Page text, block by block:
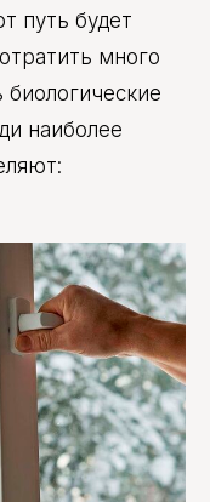
путь будет
много
наиболее